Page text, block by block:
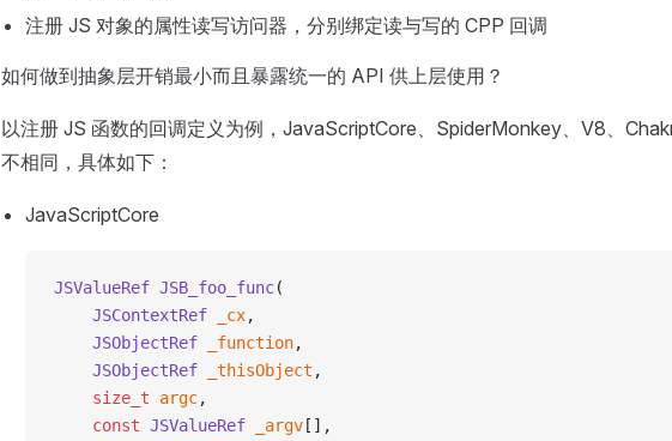
注册 JS 对象的属性读写访问器，分别绑定读与写的 CPP 回调
如何做到抽象层开销最小而且暴露统一的 API 供上层使用？
以注册 JS 函数的回调定义为例，JavaScriptCore、SpiderMonkey、V8、
不相同，具体如下：
JavaScriptCore
JSValueRef JSB_foo_func(
    JSContextRef
_cx,
    JSObjectRef
_function,
    JSObjectRef
_thisObject ,
    size_t
argc,
    const
JSValueRef _argv[],